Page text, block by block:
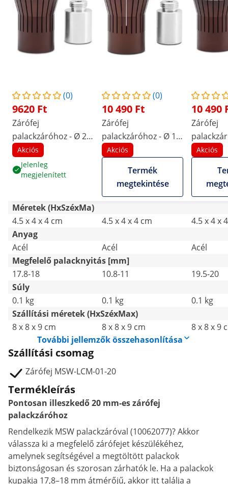
(0)
9620 Ft
Zárófej
palackzáróhoz - Ø 20
mm
Akciós
Jelenleg
megjelenített
(0)
10 490 Ft
Zárófej
palackzáróhoz - Ø 13
mm
Akciós
Termék
megtekintése
10 490
Zárófej
mm
Akciós
Méretek (HxSzéxMa)
4.5 x 4 x 4 cm
4.5 x 4 x 4 cm
4.5 x 4 x
Anyag
Acél
Acél
Acél
Megfelelő palacknyitás [mm]
17.8-18
10.8-11
19.5-20
Súly
0.1 kg
0.1 kg
0.1 kg
Szállítási méretek (HxSzéxMax)
8 x 8 x 9 cm
8 x 8 x 9 cm
8 x 8 x 9
További jellemzők összehasonlítása
Szállítási csomag
Zárófej MSW-LCM-01-20
Termékleírás
Pontosan illeszkedő 20 mm-es zárófej
palackzáróhoz
Rendelkezik MSW palackzáróval (10062077)? Akkor
válassza ki a megfelelő zárófejet készülékéhez,
amelynek segítségével a megtöltött palackok
biztonságosan és szorosan zárhatók le. Ha a palackok
kupakja 17,8–18 mm átmérőjű, akkor itt találja a